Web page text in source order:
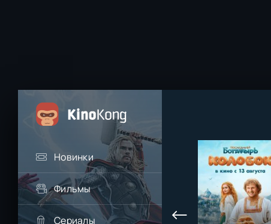
Новинки
Фильмы
Сериалы